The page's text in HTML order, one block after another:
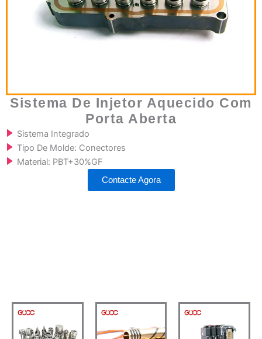
Sistema De Injetor Aquecido Com
Porta Aberta
Sistema Integrado
Tipo De Molde: Conectores
Material: PBT+30%GF
Contacte Agora